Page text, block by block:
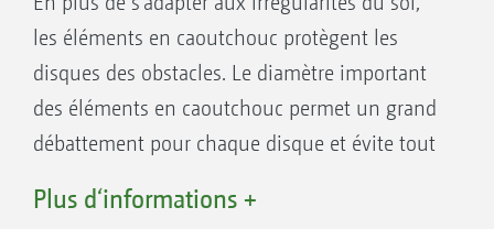
les éléments en caoutchouc protègent les
disques des obstacles. Le diamètre important
des éléments en caoutchouc permet un grand
débattement pour chaque disque et évite tout
le châssis. Les ressorts en caoutchouc
Plus d‘informations +